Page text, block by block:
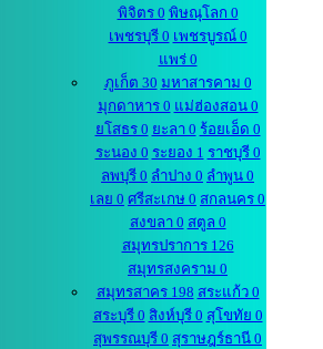
พิจิตร 0 พิษณุโลก 0
เพชรบุรี 0 เพชรบูรณ์ 0
แพร่ 0
ภูเก็ต 30 มหาสารคาม 0
มุกดาหาร 0 แม่ฮ่องสอน 0
ยโสธร 0 ยะลา 0 ร้อยเอ็ด 0
ระนอง 0 ระยอง 1 ราชบุรี 0
ลพบุรี 0 ลำปาง 0 ลำพูน 0
เลย 0 ศรีสะเกษ 0 สกลนคร 0
สงขลา 0 สตูล 0
สมุทรปราการ 126
สมุทรสงคราม 0
สมุทรสาคร 198 สระแก้ว 0
สระบุรี 0 สิงห์บุรี 0 สุโขทัย 0
สุพรรณบุรี 0 สุราษฎร์ธานี 0